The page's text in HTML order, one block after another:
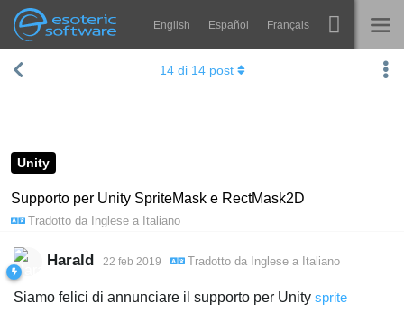
Esoteric Software
Navigation English Español Français
HOME Spine
FAQ
Prova ora
Unity
Supporto per Unity SpriteMask e RectMask2D
Tradotto da Inglese a Italiano
14di 14post
Harald 22 feb 2019 Tradotto da Inglese a Italiano
Siamo felici di annunciare il supporto per Unity sprite